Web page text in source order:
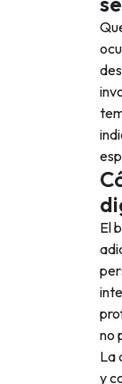
El
no
La
y